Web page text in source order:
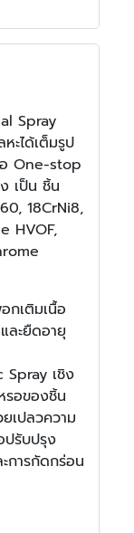
Spray
ะได้เต็มรูป
One-stop
เป็น ชิ้น
18CrNi8,
HVOF,
กเติมเนื้อ
ละยืดอายุ
Spray เชิง
รอของชิ้น
เปลวความ
ปรับปรุง
การกัดกร่อน